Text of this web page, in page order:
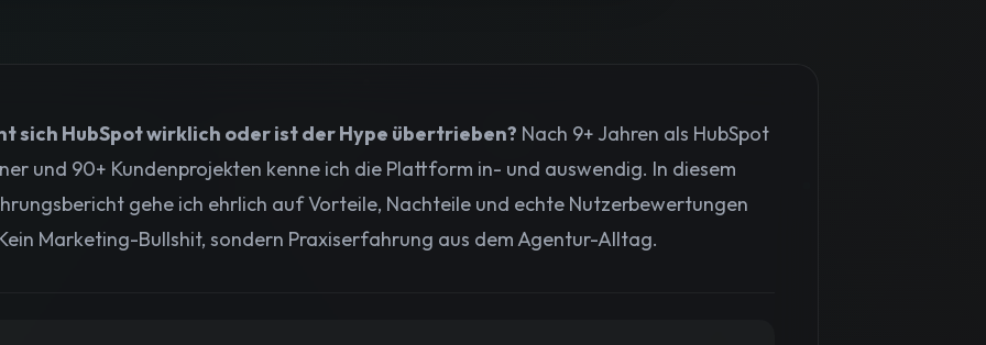
sich HubSpot wirklich oder ist der Hype übertrieben? Nach 9+ Jahren als HubSpot
und 90+ Kundenprojekten kenne ich die Plattform in- und auswendig. In diesem
gehe ich ehrlich auf Vorteile, Nachteile und echte Nutzerbewertungen
Marketing-Bullshit, sondern Praxiserfahrung aus dem Agentur-Alltag.